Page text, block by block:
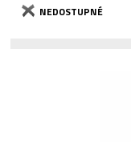
NEDOSTUPNÉ